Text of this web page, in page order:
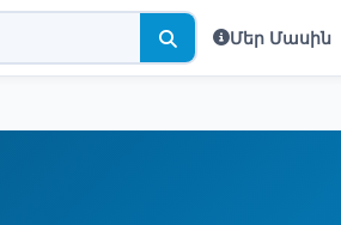
Մեր Մասին